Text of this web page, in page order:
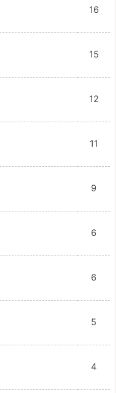
16
15
12
11
9
6
6
5
4